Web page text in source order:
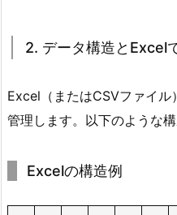
造
E
x
l
2. データ構造とExcel
Excel（またはCSVファイ
管理します。以下のような
Excelの構造例